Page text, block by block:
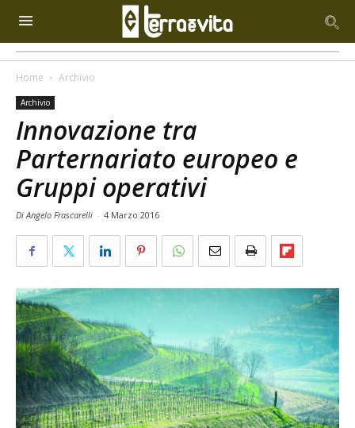
Home Archivio
Archivio
Innovazione tra
Parternariato europeo e
Gruppi operativi
Di Angelo Frascarelli - 4 Marzo 2016